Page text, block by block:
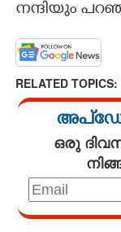
നന്ദിയും
RELATED TOPICS:
ഒരു